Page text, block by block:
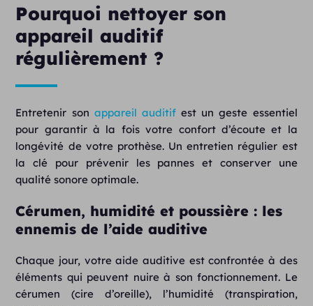
Pourquoi nettoyer son
appareil auditif
régulièrement ?
Entretenir son appareil auditifest un geste essentiel
pour garantir à la fois votre confort d’écoute et la
longévité de votre prothèse. Un entretien régulier est
la clé pour prévenir les pannes et conserver une
qualité sonore optimale.
Cérumen, humidité et poussière : les
ennemis de l’aide auditive
Chaque jour, votre aide auditive est confrontée à des
éléments qui peuvent nuire à son fonctionnement. Le
cérumen (cire d’oreille), l’humidité (transpiration,